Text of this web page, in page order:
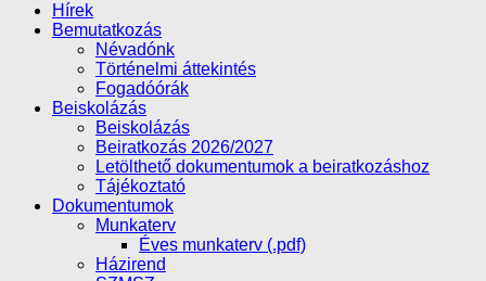
Hírek
Bemutatkozás
Névadónk
Történelmi áttekintés
Fogadóórák
Beiskolázás
Beiskolázás
Beiratkozás 2026/2027
Letölthető dokumentumok a beiratkozáshoz
Tájékoztató
Dokumentumok
Munkaterv
Éves munkaterv (.pdf)
Házirend